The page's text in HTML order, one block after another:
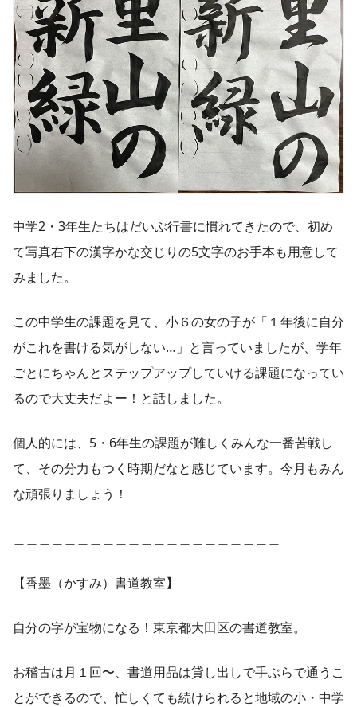
中学2・3年生たちはだいぶ行書に慣れてきたので、初め
て写真右下の漢字かな交じりの5文字のお手本も用意して
みました。
この中学生の課題を見て、小６の女の子が「１年後に自分
がこれを書ける気がしない…」と言っていましたが、学年
ごとにちゃんとステップアップしていける課題になってい
るので大丈夫だよー！と話しました。
個人的には、5・6年生の課題が難しくみんな一番苦戦し
て、その分力もつく時期だなと感じています。今月もみん
な頑張りましょう！
【香墨（かすみ）書道教室】
自分の字が宝物になる！東京都大田区の書道教室。
お稽古は月１回〜、書道用品は貸し出しで手ぶらで通うこ
とができるので、忙しくても続けられると地域の小・中学